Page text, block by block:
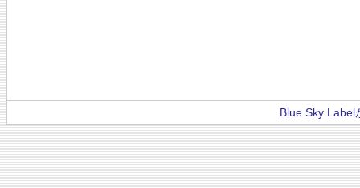
Blue Sky Label